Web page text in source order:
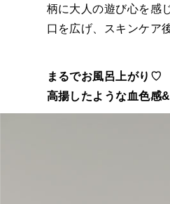
柄に大人の遊び心を感
口を広げ、スキンケア
まるでお風呂上がり♡
高揚したような血色感